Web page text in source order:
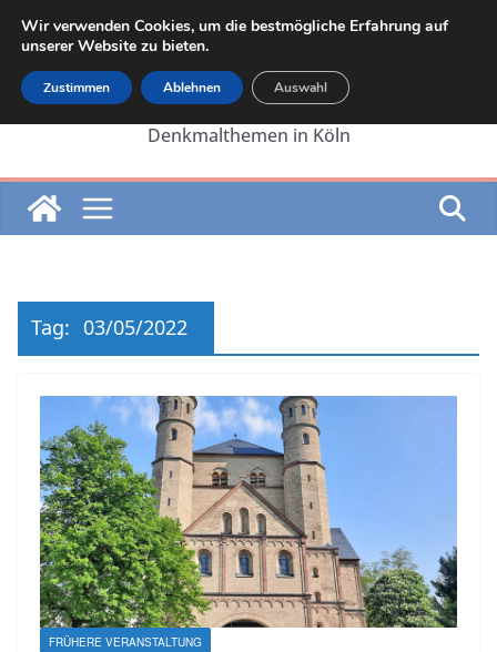
Zum
Inhalt
springen
Die Internetseite von Martin Lehrer zu
Denkmalthemen in Köln
Tag: 03/05/2022
FRÜHERE VERANSTALTUNG
Wir verwenden Cookies, um die bestmögliche Erfahrung auf
unserer Website zu bieten.
Zustimmen Ablehnen Auswahl